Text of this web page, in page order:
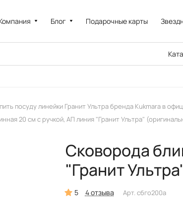
Блог Подарочные карты
посуду линейки Гранит Ультра бренда Kukmara в
20 см с ручкой, АП линия "Гранит Ультра"
Сковорода
"Гранит
5 4 отзыва Арт. сбго200а